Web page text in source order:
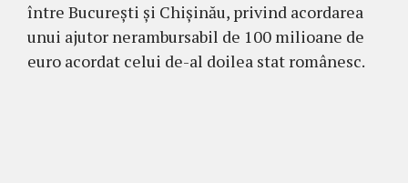
între București și Chișinău, privind acordarea
unui ajutor nerambursabil de 100 milioane de
euro acordat celui de-al doilea stat românesc.